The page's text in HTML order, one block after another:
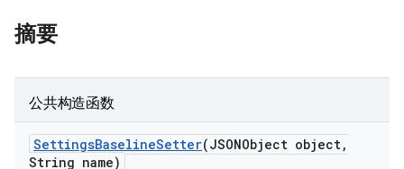
摘要
公共构造函数
SettingsBaselineSetter(JSONObject object,
String name)